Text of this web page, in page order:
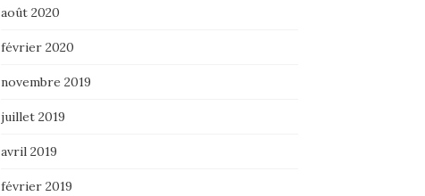
août 2020
février 2020
novembre 2019
juillet 2019
avril 2019
février 2019